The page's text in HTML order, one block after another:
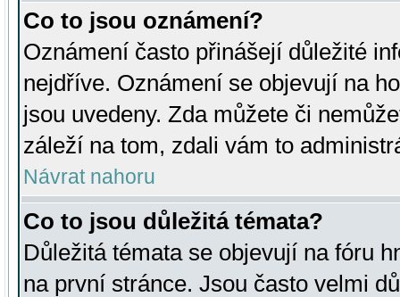
Co to jsou oznámení?
Oznámení často přinášejí důležité
nejdříve. Oznámení se objevují na
jsou uvedeny. Zda můžete či
záleží na tom, zdali vám to
Návrat nahoru
Co to jsou důležitá témata?
Důležitá témata se objevují na fóru
na první stránce. Jsou často velmi